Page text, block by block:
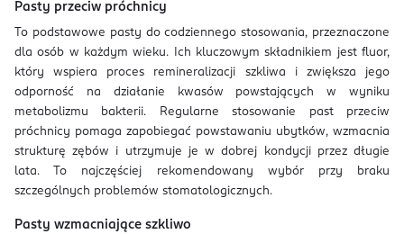
Pasty przeciw próchnicy
To podstawowe pasty do codziennego stosowania, przeznaczone
dla osób w każdym wieku. Ich kluczowym składnikiem jest fluor,
który wspiera proces remineralizacji szkliwa i zwiększa jego
odporność na działanie kwasów powstających w wyniku
metabolizmu bakterii. Regularne stosowanie past przeciw
próchnicy pomaga zapobiegać powstawaniu ubytków, wzmacnia
strukturę zębów i utrzymuje je w dobrej kondycji przez długie
lata. To najczęściej rekomendowany wybór przy braku
szczególnych problemów stomatologicznych.
Pasty wzmacniające szkliwo